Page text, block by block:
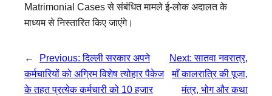
Matrimonial Cases से संबंधित मामले ई-लोक अदालत के
माध्यम से निस्तारित किए जाएंगे।
← Previous:दिल्ली सरकार अपने
कर्मचारियों को अग्रिम विशेष त्योहार पैकेज
के तहत प्रत्येक कर्मचारी को 10 हजार
Next:सातवा नवरात्र,
माँ कालरात्रि की पूजा,
मंत्र, भोग और कथा